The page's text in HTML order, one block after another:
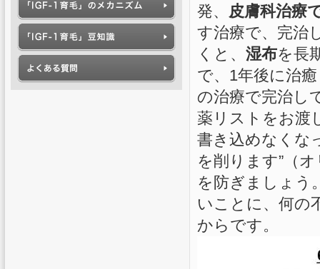
発、 皮膚科治療
す治療で、完治
くと、 湿布を長
で、1年後に治
の治療で完治し
薬リストをお渡
書き込めなくな
を削ります”（
を防ぎましょう
いことに、何の
からです。